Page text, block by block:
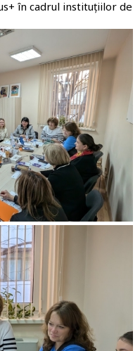
în cadrul instituțiilor de